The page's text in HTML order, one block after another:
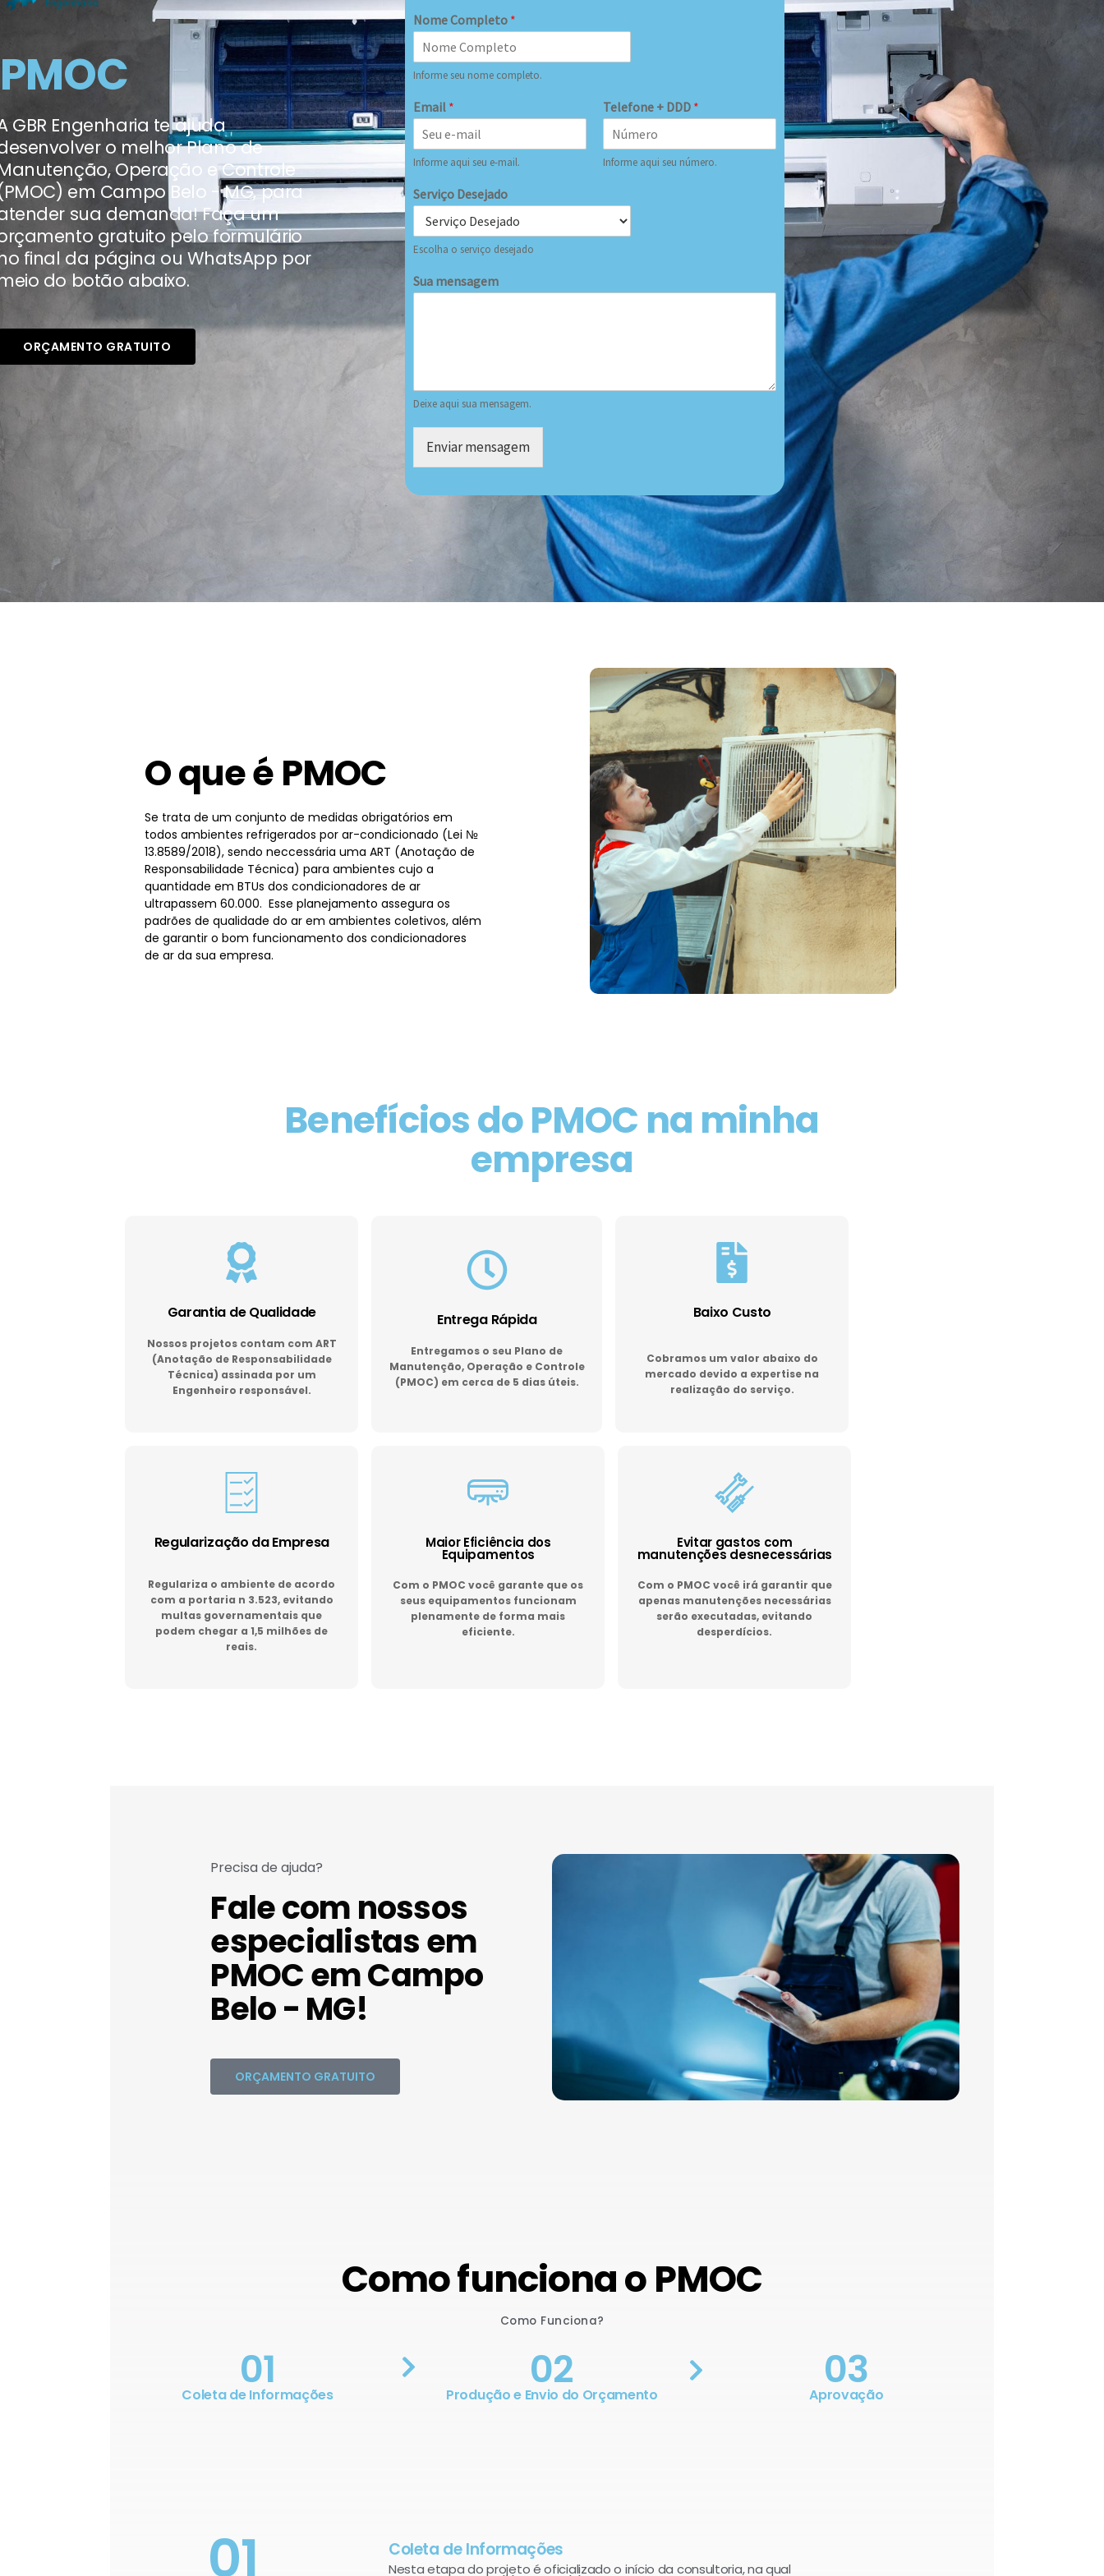
PMOC
GBR Engenharia te ajuda
o melhor Plano de
Operação e Controle
em Campo Belo - MG, para
sua demanda! Faça um
gratuito pelo formulário
final da página ou WhatsApp por
do botão abaixo.
ORÇAMENTO GRATUITO
Nome Completo *
Informe seu nome completo.
Email *
Informe aqui seu e-mail.
Telefone + DDD *
Informe aqui seu número.
Serviço Desejado
Escolha o serviço desejado
Sua mensagem
Deixe aqui sua mensagem.
Enviar mensagem
O que é PMOC
Se trata de um conjunto de medidas obrigatórios em
todos ambientes refrigerados por ar-condicionado (Lei №
13.8589/2018), sendo neccessária uma ART (Anotação de
Responsabilidade Técnica) para ambientes cujo a
quantidade em BTUs dos condicionadores de ar
ultrapassem 60.000. Esse planejamento assegura os
padrões de qualidade do ar em ambientes coletivos, além
de garantir o bom funcionamento dos condicionadores
de ar da sua empresa.
Benefícios do PMOC na minha
empresa
Garantia de Qualidade
Nossos projetos contam com ART
(Anotação de Responsabilidade
Técnica) assinada por um
Engenheiro responsável.
Entrega Rápida
Entregamos o seu Plano de
Manutenção, Operação e Controle
(PMOC) em cerca de 5 dias úteis.
Baixo Custo
Cobramos um valor abaixo do
mercado devido a expertise na
realização do serviço.
Regularização da Empresa
Regulariza o ambiente de acordo
com a portaria n 3.523, evitando
multas governamentais que
podem chegar a 1,5 milhões de
reais.
Maior Eficiência dos
Equipamentos
Com o PMOC você garante que os
seus equipamentos funcionam
plenamente de forma mais
eficiente.
Evitar gastos com
manutenções desnecessárias
Com o PMOC você irá garantir que
apenas manutenções necessárias
serão executadas, evitando
desperdícios.
Precisa de ajuda?
Fale com nossos
especialistas em
PMOC em Campo
Belo - MG!
ORÇAMENTO GRATUITO
Como funciona o PMOC
Como Funciona?
01
Coleta de Informações 02
Produção e Envio do Orçamento 03
Aprovação
01 Coleta de Informações
Nesta etapa do projeto é oficializado o início da consultoria, na qual